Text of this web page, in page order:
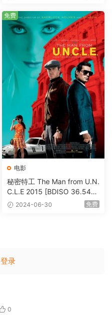
电影
秘密特工 The Man from U.N.
C.L.E 2015 [BDISO 36.54G
B] 2024-06-30 免费
免费
登录
0